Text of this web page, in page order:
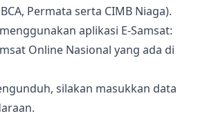
Permata serta CIMB Niaga).
aplikasi E-Samsat:
Online Nasional yang ada di
silakan masukkan data